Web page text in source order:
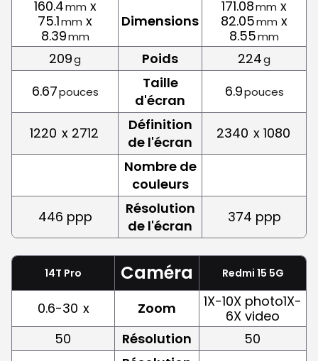
160.4mm x
75.1mm x
8.39mm
Dimensions
171.08mm x
82.05mm x
8.55mm
209g Poids 224g
6.67pouces
Taille
d'écran
6.9pouces
1220 x 2712
Définition
de l'écran
2340 x 1080
Nombre de
couleurs
446 ppp
Résolution
de l'écran
374 ppp
14T Pro Caméra Redmi 15 5G
0.6-30 x Zoom
1X-10X photo1X-
6X video
50
Résolution
50